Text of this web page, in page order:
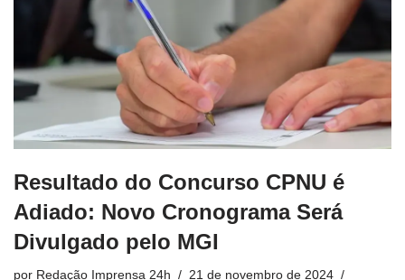
Resultado do Concurso CPNU é
Adiado: Novo Cronograma Será
Divulgado pelo MGI
por Redação Imprensa 24h
21 de novembro de 2024